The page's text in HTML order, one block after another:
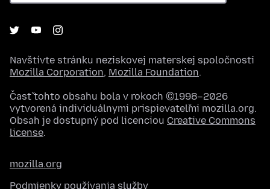
Navštívte stránku neziskovej materskej spoločnosti
Mozilla Corporation, Mozilla Foundation.
Časť tohto obsahu bola v rokoch ©1998–2026
vytvorená individuálnymi prispievateľmi mozilla.org.
Obsah je dostupný pod licenciou Creative Commons
license.
mozilla.org
Podmienky používania služby